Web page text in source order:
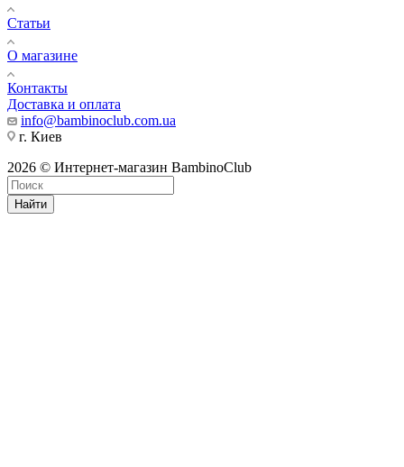
Статьи
О магазине
Контакты
Доставка и оплата
info@bambinoclub.com.ua
г. Киев
2026 © Интернет-магазин BambinoClub
Найти